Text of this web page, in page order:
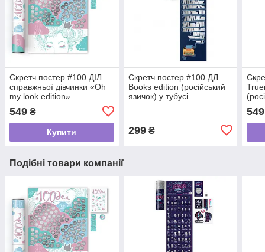
Скретч постер #100 ДІЛ
справжньої дівчинки «Oh
my look edition»
тубусі
549 ₴
Купити
Скретч постер #100 ДЛ
Books edition (російський
язичок) у тубусі
299₴
549
Подібні товари компанії